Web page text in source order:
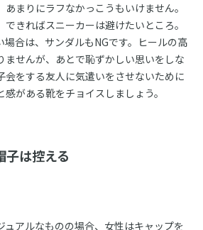
まりにラフなかっこうもいけません。
きればスニーカーは避けたいところ。
場合は、サンダルもNGです。ヒールの高
ませんが、あとで恥ずかしい思いをしな
会をする友人に気遣いをさせないために
がある靴をチョイスしましょう。
子は控える
ュアルなものの場合、女性はキャップを